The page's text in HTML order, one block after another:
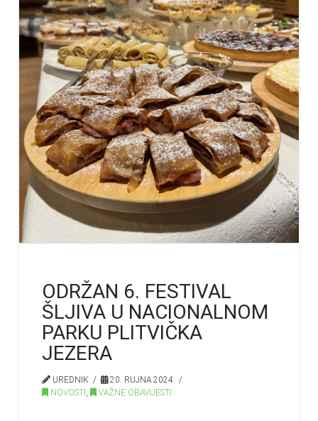
ODRŽAN 6. FESTIVAL
ŠLJIVA U NACIONALNOM
PARKU PLITVIČKA
JEZERA
UREDNIK
20. RUJNA 2024.
NOVOSTI
VAŽNE OBAVIJESTI